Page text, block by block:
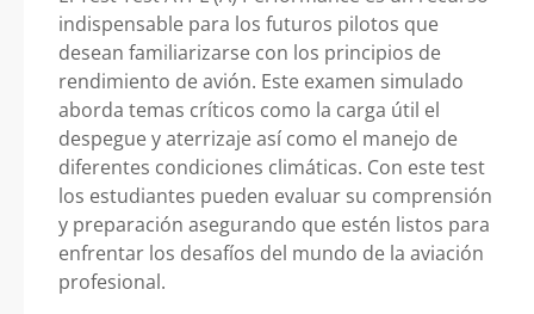
indispensable para los futuros pilotos que
desean familiarizarse con los principios de
rendimiento de avión. Este examen simulado
aborda temas críticos como la carga útil el
despegue y aterrizaje así como el manejo de
diferentes condiciones climáticas. Con este test
los estudiantes pueden evaluar su comprensión
y preparación asegurando que estén listos para
enfrentar los desafíos del mundo de la aviación
profesional.